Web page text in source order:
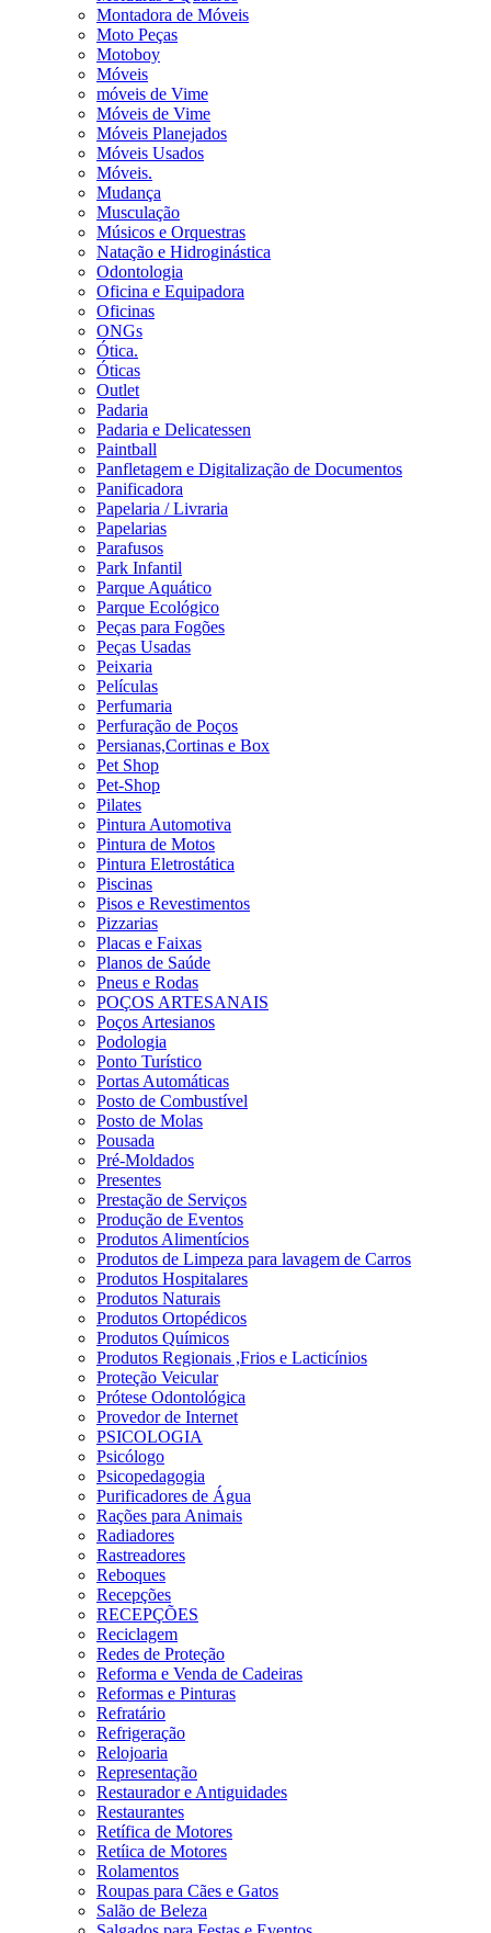
Montadora de Móveis
Moto Peças
Motoboy
Móveis
móveis de Vime
Móveis de Vime
Móveis Planejados
Móveis Usados
Móveis.
Mudança
Musculação
Músicos e Orquestras
Natação e Hidroginástica
Odontologia
Oficina e Equipadora
Oficinas
ONGs
Ótica.
Óticas
Outlet
Padaria
Padaria e Delicatessen
Paintball
Panfletagem e Digitalização de Documentos
Panificadora
Papelaria / Livraria
Papelarias
Parafusos
Park Infantil
Parque Aquático
Parque Ecológico
Peças para Fogões
Peças Usadas
Peixaria
Películas
Perfumaria
Perfuração de Poços
Persianas,Cortinas e Box
Pet Shop
Pet-Shop
Pilates
Pintura Automotiva
Pintura de Motos
Pintura Eletrostática
Piscinas
Pisos e Revestimentos
Pizzarias
Placas e Faixas
Planos de Saúde
Pneus e Rodas
POÇOS ARTESANAIS
Poços Artesianos
Podologia
Ponto Turístico
Portas Automáticas
Posto de Combustível
Posto de Molas
Pousada
Pré-Moldados
Presentes
Prestação de Serviços
Produção de Eventos
Produtos Alimentícios
Produtos de Limpeza para lavagem de Carros
Produtos Hospitalares
Produtos Naturais
Produtos Ortopédicos
Produtos Químicos
Produtos Regionais ,Frios e Lacticínios
Proteção Veicular
Prótese Odontológica
Provedor de Internet
PSICOLOGIA
Psicólogo
Psicopedagogia
Purificadores de Água
Rações para Animais
Radiadores
Rastreadores
Reboques
Recepções
RECEPÇÕES
Reciclagem
Redes de Proteção
Reforma e Venda de Cadeiras
Reformas e Pinturas
Refratário
Refrigeração
Relojoaria
Representação
Restaurador e Antiguidades
Restaurantes
Retífica de Motores
Retíica de Motores
Rolamentos
Roupas para Cães e Gatos
Salão de Beleza